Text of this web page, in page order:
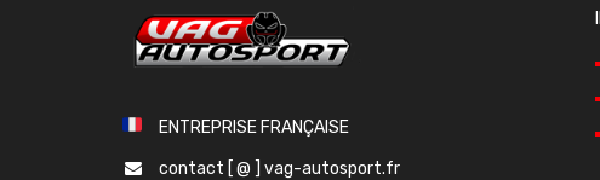
ENTREPRISE FRANÇAISE
contact [ @ ] vag-autosport.fr